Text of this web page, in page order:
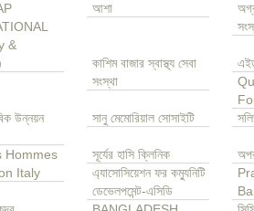
&
আশা
কাশিম বাজার স্বাস্থ্য সেবা
সংস্থা
উন্নয়ন
সানু মেমোরিয়াল সোসাইটি
Hommes
Italy
সূর্যের হাসি ক্লিনিক
এ্যাসোসিয়েশন ফর কম্যুনিটি
ডেভেলপমেন্ট-এসিডি